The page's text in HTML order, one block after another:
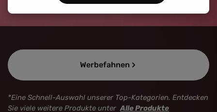
Kategoriegalerie überspringen
Werbefahnen
*Eine Schnell-Auswahl unserer Top-Kategorien. Entdecken
Sie viele weitere Produkte unterAlle Produkte